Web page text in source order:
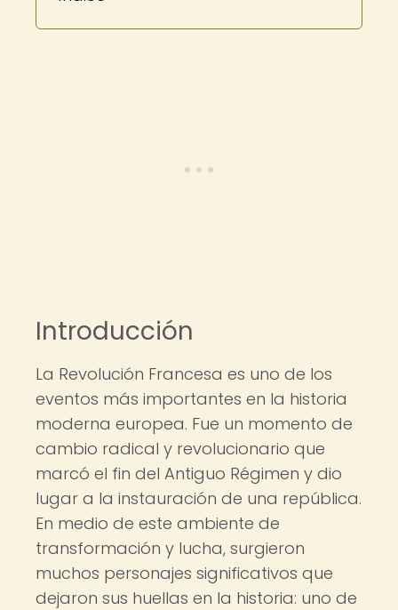
Introducción
La Revolución Francesa es uno de los
eventos más importantes en la historia
moderna europea. Fue un momento de
cambio radical y revolucionario que
marcó el fin del Antiguo Régimen y dio
lugar a la instauración de una república.
En medio de este ambiente de
transformación y lucha, surgieron
muchos personajes significativos que
dejaron sus huellas en la historia: uno de